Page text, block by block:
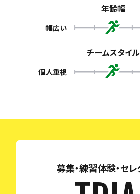
年齢幅
幅広い
チームスタイル
個人重視
募集・練習体験・セ